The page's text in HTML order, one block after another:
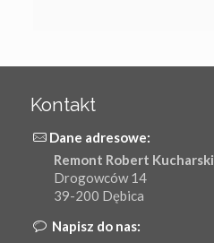
Kontakt
Dane adresowe:
Remont Robert Kucharski
Drogowców 14
39-200 Dębica
Napisz do nas: